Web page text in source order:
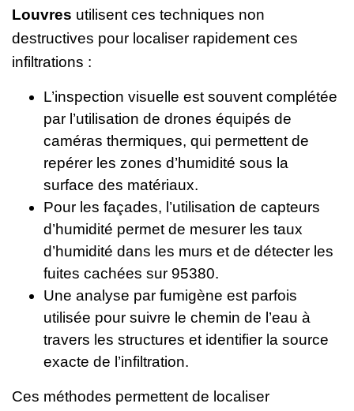
Louvres utilisent ces techniques non
destructives pour localiser rapidement ces
infiltrations :
L’inspection visuelle est souvent complétée
par l’utilisation de drones équipés de
caméras thermiques, qui permettent de
repérer les zones d’humidité sous la
surface des matériaux.
Pour les façades, l’utilisation de capteurs
d’humidité permet de mesurer les taux
d’humidité dans les murs et de détecter les
fuites cachées sur 95380.
Une analyse par fumigène est parfois
utilisée pour suivre le chemin de l’eau à
travers les structures et identifier la source
exacte de l’infiltration.
Ces méthodes permettent de localiser